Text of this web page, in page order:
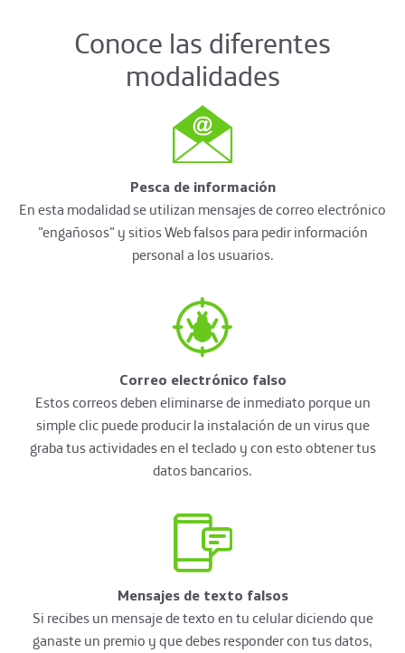
Conoce las diferentes
modalidades
Pesca de información
En esta modalidad se utilizan mensajes de correo electrónico
"engañosos" y sitios Web falsos para pedir información
personal a los usuarios.
Correo electrónico falso
Estos correos deben eliminarse de inmediato porque un
simple clic puede producir la instalación de un virus que
graba tus actividades en el teclado y con esto obtener tus
datos bancarios.
Mensajes de texto falsos
Si recibes un mensaje de texto en tu celular diciendo que
ganaste un premio y que debes responder con tus datos,